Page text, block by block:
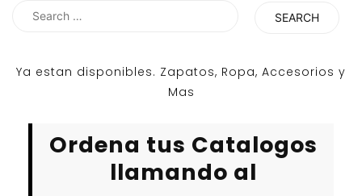
Search
Ya estan disponibles. Zapatos, Ropa, Accesorios y
Mas
Ordena tus Catalogos
llamando al